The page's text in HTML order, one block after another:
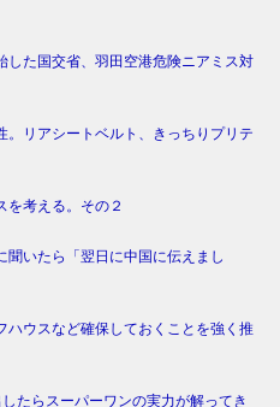
した国交省、羽田空港危険ニアミス対
。リアシートベルト、きっちりプリテ
を考える。その２
聞いたら「翌日に中国に伝えまし
ハウスなど確保しておくことを強く推
たらスーパーワンの実力が解ってき